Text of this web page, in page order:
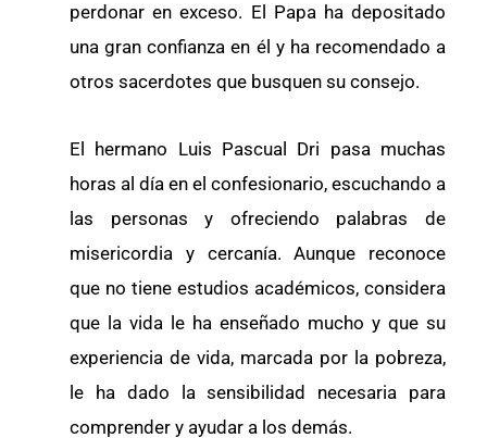
perdonar en exceso. El Papa ha depositado
una gran confianza en él y ha recomendado a
otros sacerdotes que busquen su consejo.
El hermano Luis Pascual Dri pasa muchas
horas al día en el confesionario, escuchando a
las personas y ofreciendo palabras de
misericordia y cercanía. Aunque reconoce
que no tiene estudios académicos, considera
que la vida le ha enseñado mucho y que su
experiencia de vida, marcada por la pobreza,
le ha dado la sensibilidad necesaria para
comprender y ayudar a los demás.